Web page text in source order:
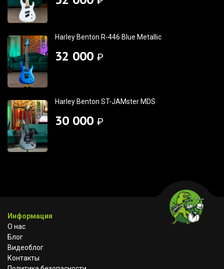
Harley Benton R-446 Blue Metallic
32 000 ₽
Harley Benton ST-JAMster MDS
30 000 ₽
Информация
О нас
Блог
Видеоблог
Контакты